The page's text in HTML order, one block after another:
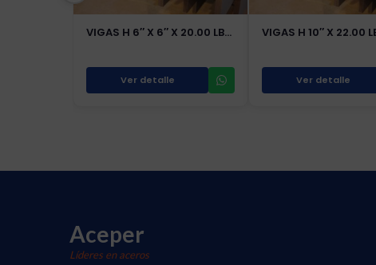
VIGAS H 6″ X 6″ X 20.00 LB…
Ver detalle
VIGAS H 10″ X 22.00
Ver detalle
Aceper
Líderes en aceros